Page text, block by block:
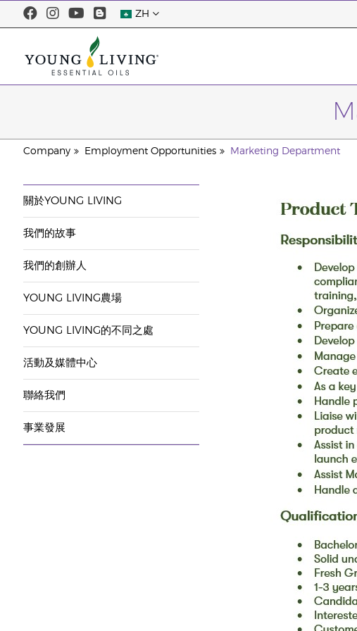
ZH
Company Employment Opportunities Marketing Department
關於YOUNG LIVING
我們的故事
我們的創辦人
YOUNG LIVING農場
YOUNG LIVING的不同之處
活動及媒體中心
聯絡我們
事業發展